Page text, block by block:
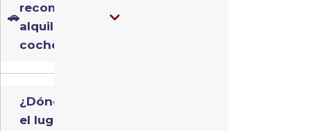
🚗
recomendable
alquilar un
coche?
¿Dónde está
el lugar de